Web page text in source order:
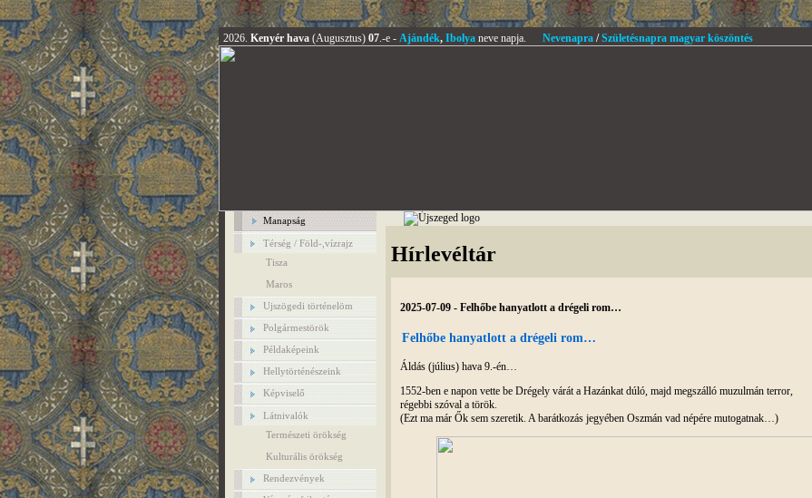
2026. Kenyér hava (Augusztus) 07.-e - Ajándék, Ibolyaneve napja. Nevenapra/Születésnapra magyar köszöntés
Manapság
Térség / Föld-,vízrajz
Tisza
Maros
Ujszögedi történelöm
Polgármestörök
Példaképeink
Hellytörténészeink
Képviselő
Látnivalók
Természeti örökség
Kulturális örökség
Rendezvények
Hírlevéltár
2025-07-09 - Felhőbe hanyatlott a drégeli rom…
Felhőbe hanyatlott a drégeli rom…
Áldás (július) hava 9.-én…
1552-ben e napon vette be Drégely várát a Hazánkat dúló, majd megszálló muzulmán terror,
régebbi szóval a török.
(Ezt ma már Ők sem szeretik. A barátkozás jegyében Oszmán vad népére mutogatnak…)